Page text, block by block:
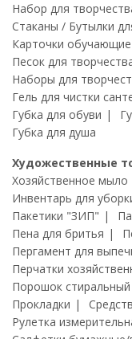
Набор для
Стаканы / Бутылки
Карточки обучающие
Песок для
Наборы для
Гель для чистки
Губка для обуви
Губка для душа
Художественные
Хозяйственное мыло
Инвентарь для
Пакетики "ЗИП"
Пена для бритья
Пергамент для
Перчатки
Порошок стиральный
Прокладки
Рулетка